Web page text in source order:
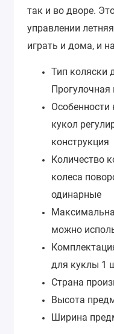
так и во дворе.
управлении
играть и дома, и
Тип коляски
Особенности
кукол
конструкция
Количество
колеса
одинарные
можно
для куклы 1
Страна
Высота
Ширина